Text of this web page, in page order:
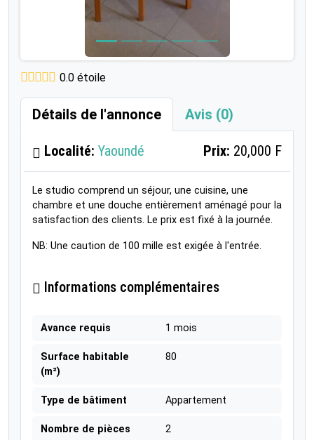
0.0 étoile
Détails de l'annonce Avis (0)
Localité: Yaoundé Prix: 20,000 F
Le studio comprend un séjour, une cuisine, une
chambre et une douche entièrement aménagé pour la
satisfaction des clients. Le prix est fixé à la journée.
NB: Une caution de 100 mille est exigée à l'entrée.
Informations complémentaires
Avance requis 1 mois
Surface habitable
(m²)
80
Type de bâtiment Appartement
Nombre de pièces 2